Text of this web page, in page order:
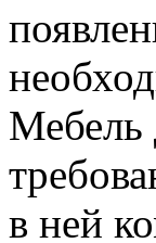
Мебель
в ней